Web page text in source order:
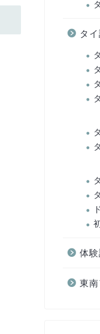
タ
体
東